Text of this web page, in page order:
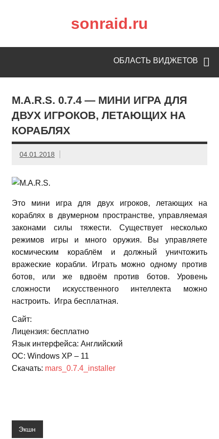
sonraid.ru
ОБЛАСТЬ ВИДЖЕТОВ
M.A.R.S. 0.7.4 — МИНИ ИГРА ДЛЯ
ДВУХ ИГРОКОВ, ЛЕТАЮЩИХ НА
КОРАБЛЯХ
04.01.2018
Это мини игра для двух игроков, летающих на
кораблях в двумерном пространстве, управляемая
законами силы тяжести.
Существует несколько
режимов игры и много оружия. Вы управляете
космическим кораблём и должный уничтожить
вражеские корабли. Играть можно одному против
ботов, или же вдвоём против ботов. Уровень
сложности искусственного интеллекта можно
настроить. Игра бесплатная.
Сайт:
Лицензия: бесплатно
Язык интерфейса: Английский
ОС: Windows XP – 11
Скачать: mars_0.7.4_installer
Экшн